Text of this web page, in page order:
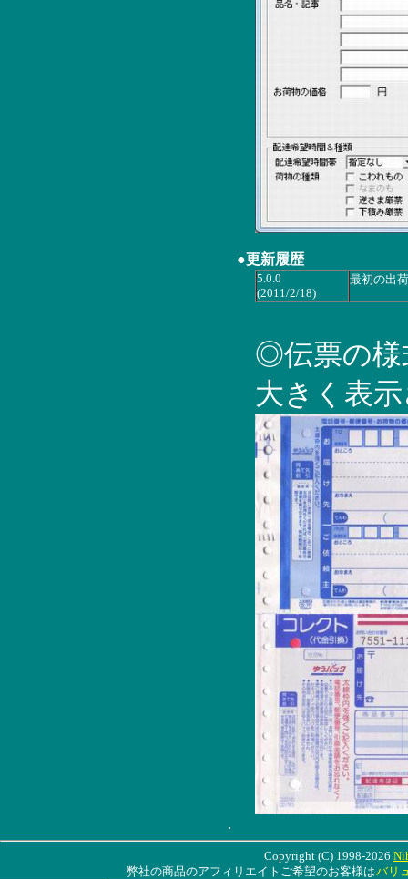
.
●更新履歴
5.0.0
(2011/2/18)
最初の出荷
◎伝票の様
大きく表
Copyright (C) 1998-2026
弊社の商品のアフィリエイトご希望のお客様はバリ